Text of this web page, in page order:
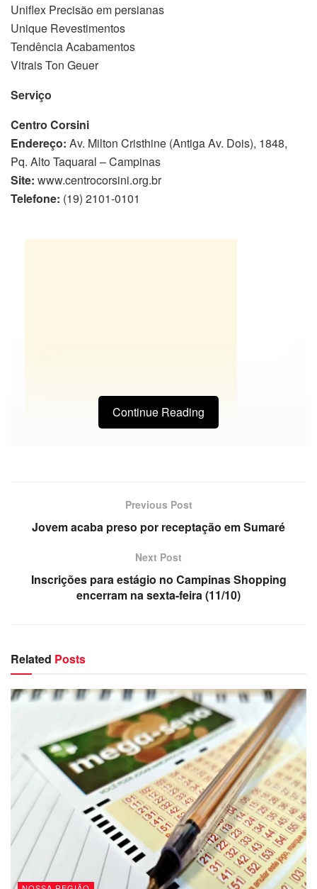
Uniflex Precisão em persianas
Unique Revestimentos
Tendência Acabamentos
Vitrais Ton Geuer
Serviço
Centro Corsini
Endereço: Av. Milton Cristhine (Antiga Av. Dois), 1848,
Pq. Alto Taquaral – Campinas
Site: www.centrocorsini.org.br
Telefone: (19) 2101-0101
Continue Reading
Previous Post
Jovem acaba preso por receptação em Sumaré
Next Post
Inscrições para estágio no Campinas Shopping
encerram na sexta-feira (11/10)
Related Posts